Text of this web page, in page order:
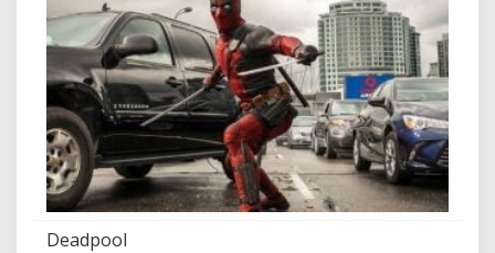
h
d
i
P
u
n
c
a
k
B
o
Deadpool